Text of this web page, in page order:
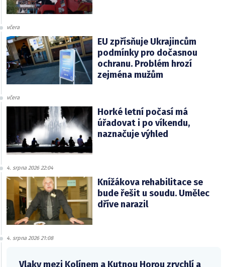
včera
EU zpřísňuje Ukrajincům
podmínky pro dočasnou
ochranu. Problém hrozí
zejména mužům
včera
Horké letní počasí má
úřadovat i po víkendu,
naznačuje výhled
4. srpna 2026 22:04
Knížákova rehabilitace se
bude řešit u soudu. Umělec
dříve narazil
4. srpna 2026 21:08
Vlaky mezi Kolínem a Kutnou Horou zrychlí a